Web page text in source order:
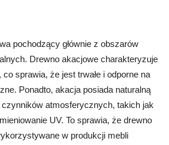
pochodzący głównie z obszarów
Drewno akacjowe charakteryzuje
sprawia, że jest trwałe i odporne na
Ponadto, akacja posiada naturalną
czynników atmosferycznych, takich jak
UV. To sprawia, że drewno
w produkcji mebli